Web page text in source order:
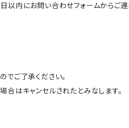
内にお問い合わせフォームからご連
ご了承ください。
はキャンセルされたとみなします。